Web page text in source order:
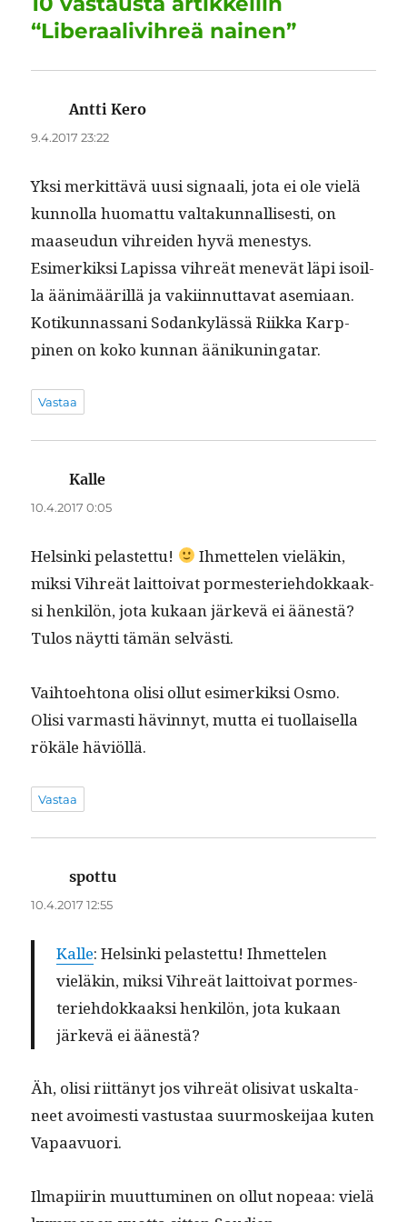
o
k
n p m
“Liberaalivihreä nainen”
Antti Kero
9.4.2017 23:22
Yksi merkit­tävä uusi sig­naali, jota ei ole vielä
kun­nol­la huo­mat­tu val­takun­nal­lis­es­ti, on
maaseudun vihrei­den hyvä men­estys.
Esimerkik­si Lapis­sa vihreät menevät läpi isoil­
la ään­imääril­lä ja vaki­in­nut­ta­vat asemi­aan.
Kotikun­nas­sani Sodankylässä Riik­ka Karp­
pinen on koko kun­nan äänikuningatar.
Vastaa
Kalle
10.4.2017 0:05
Helsin­ki pelastet­tu!
Ihmette­len vieläkin,
mik­si Vihreät lait­toi­vat pormes­teriehdokkaak­
si henkilön, jota kukaan järkevä ei äänestä?
Tulos näyt­ti tämän selvästi.
Vai­h­toe­htona olisi ollut esimerkik­si Osmo.
Olisi var­masti hävin­nyt, mut­ta ei tuol­laisel­la
rökäle häviöllä.
Vastaa
spottu
10.4.2017 12:55
Kalle: Helsin­ki pelastet­tu! Ihmette­len
vieläkin, mik­si Vihreät lait­toi­vat pormes­
teriehdokkaak­si henkilön, jota kukaan
järkevä ei äänestä?
Äh, olisi riit­tänyt jos vihreät oli­si­vat uskalta­
ne­et avoimesti vas­tus­taa suur­moskei­jaa kuten
Vapaavuori.
Ilmapi­irin muut­tumi­nen on ollut nopeaa: vielä